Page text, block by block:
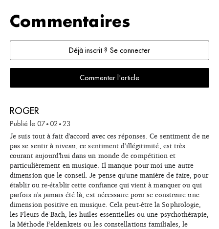
Commentaires
Déjà inscrit ? Se connecter
Commenter l'article
ROGER
Publié le 07 • 02 • 23
Je suis tout à fait d'accord avec ces réponses. Ce sentiment de ne
pas se sentir à niveau, ce sentiment d'illégitimité, est très
courant aujourd'hui dans un monde de compétition et
particulièrement en musique. Il manque pour moi une autre
dimension que le conseil. Je pense qu'une manière de faire, pour
établir ou re-établir cette confiance qui vient à manquer ou qui
parfois n'a jamais été là, est nécessaire pour se construire une
dimension positive en musique. Cela peut-être la Sophrologie,
les Fleurs de Bach, les huiles essentielles ou une psychothérapie,
la Méthode Feldenkreis ou les constellations familiales, le